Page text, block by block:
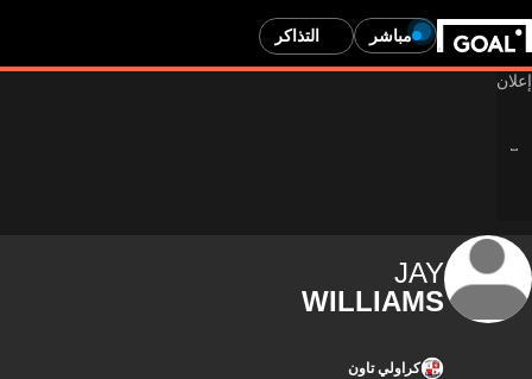
مباشر التذاكر
JAY
WILLIAMS
كراولي تاون